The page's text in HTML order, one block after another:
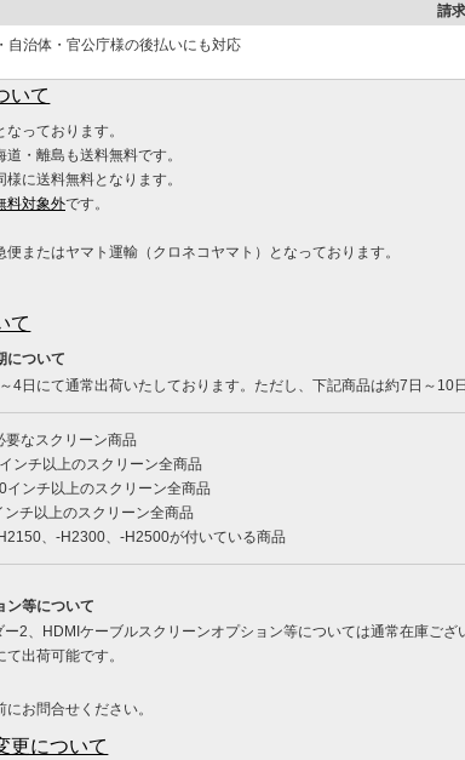
請
自治体・官公庁様の後払いにも対応
いて
なっております。
・離島も送料無料です。
に送料無料となります。
料対象外です。
便またはヤマト運輸（クロネコヤマト）となっております。
て
について
4日にて通常出荷いたしております。ただし、下記商品は約7日～10
要なスクリーン商品
ンチ以上のスクリーン全商品
ンチ以上のスクリーン全商品
チ以上のスクリーン全商品
、-H2300、-H2500が付いている商品
ン等について
2、HDMIケーブルスクリーンオプション等については通常在庫ござ
出荷可能です。
お問合せください。
更について